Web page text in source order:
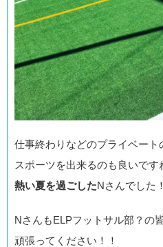
仕事終わりなどのプライベート
スポーツを出来るのも良いです
熱い夏を過ごしたNさんでした！
NさんもELPフットサル部？の
頑張ってください！！